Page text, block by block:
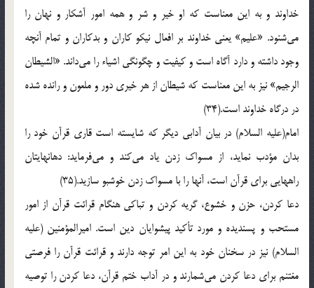
خداوند و به‌ اين‌ معناست‌ كه‌ او خير و شر و همه‌ امور آشكار و نهان‌ را
مي‌شنود. «عليم‌» يعني‌ خداوند بر افعال‌ نيكو كاران‌ و بدكاران‌ و تمام‌ آنچه‌
وجود داشته‌ و دارد آگاه‌ است‌ و كيفيت‌ و چگونگي‌ اشياء را مي‌داند. «الشيطان‌
الرجيم‌» نيز به‌ اين‌ معناست‌ كه‌ شيطان‌ از هر خيري‌ دور و ملعون‌ و رانده‌ شده‌
در درگاه‌ خداوند است‌.(34)
امام‌(علیه السلام) در بيان‌ آدابي‌ ديگر كه‌ شايسته‌ است‌ قاري‌ قرآن‌ خود را
بدان‌ مؤدب‌ نمايد، از مسواك‌ زدن‌ ياد مي‌كند و مي‌فرمايد: دهانهايتان‌
راههايي‌ براي‌ قرآن‌ است‌، آنها را با مسواك‌ زدن‌ خوشبو سازيد.(35)
دعا كردن‌، حزن‌ و خشوع‌، گريه‌ كردن‌ و تباكي‌ هنگام‌ قرائت‌ قرآن‌ از امور
مستحب‌ و پسنديده‌ و مورد تأكيد پيشوايان‌ دين‌ است‌. اميرالمؤمنين‌ (علیه
السلام) نيز در سخنان‌ خود به‌ اين‌ امر توجه‌ دارند و قرائت‌ قرآن‌ را فرصتي‌
مغتنم‌ براي‌ دعا كردن‌ مي‌شمارند و در آداب‌ ختم‌ قرآن‌، دعا كردن‌ را توصيه‌